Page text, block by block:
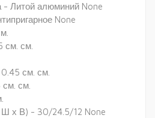
- Литой алюминий None
None
см. см.
см. см.
см.
х В) - 30/24.5/12 None